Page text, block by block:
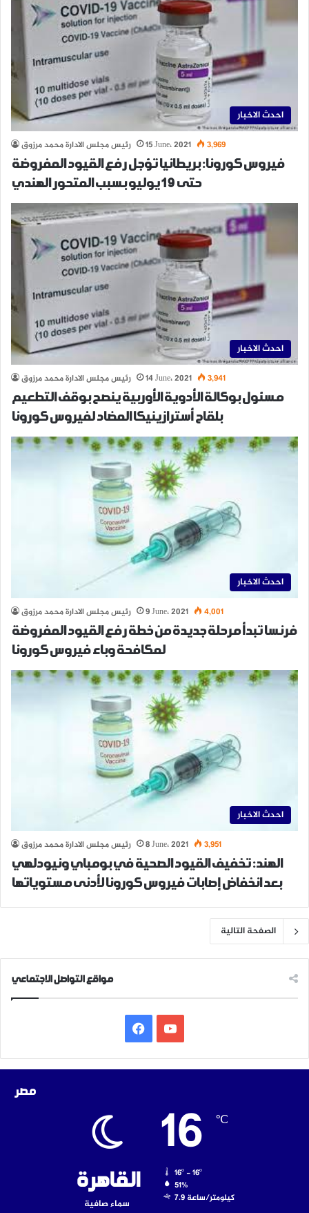
احدث الاخبار
رئيس مجلس الادارة محمد مرزوق 15 June، 2021 3,969
فيروس كورونا: بريطانيا تؤجل رفع القيود المفروضة
حتى 19 يوليو بسبب المتحور الهندي
احدث الاخبار
رئيس مجلس الادارة محمد مرزوق 14 June، 2021 3,941
مسئول بوكالة الأدوية الأوربية ينصح بوقف التطعيم
بلقاح أسترازينيكا المضاد لفيروس كورونا
احدث الاخبار
رئيس مجلس الادارة محمد مرزوق 9 June، 2021 4,001
فرنسا تبدأ مرحلة جديدة من خطة رفع القيود المفروضة
لمكافحة وباء فيروس كورونا
احدث الاخبار
رئيس مجلس الادارة محمد مرزوق 8 June، 2021 3,951
الهند: تخفيف القيود الصحية في بومباي ونيودلهي
بعد انخفاض إصابات فيروس كورونا لأدنى مستوياتها
الصفحة التالية
مواقع التواصل الاجتماعي
فيسبوك‫YouTube
مصر
القاهرة
سماء صافية
16 ℃
16º - 16º
51%
7.9 كيلومتر/ساعة